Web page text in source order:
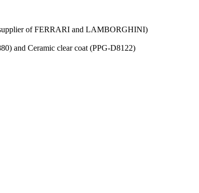
supplier of FERRARI and LAMBORGHINI)
and Ceramic clear coat (PPG-D8122)